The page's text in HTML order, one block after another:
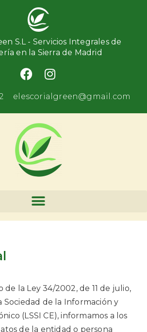
S.L - Servicios Integrales de
en la Sierra de Madrid
elescorialgreen@gmail.com
la Ley 34/2002, de 11 de julio,
Sociedad de la Información y
(LSSI CE), informamos a los
de la entidad o persona